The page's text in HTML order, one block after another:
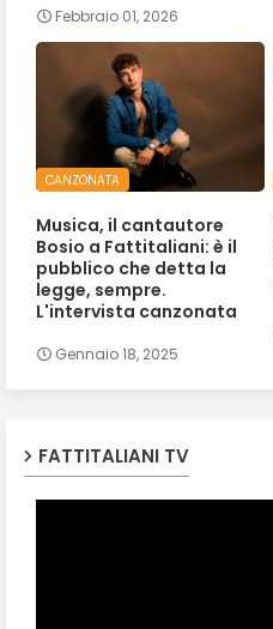
Febbraio 01, 2026
CANZONATA
Musica, il cantautore
Bosio a Fattitaliani: è il
pubblico che detta la
legge, sempre.
L'intervista canzonata
Gennaio 18, 2025
FATTITALIANI TV